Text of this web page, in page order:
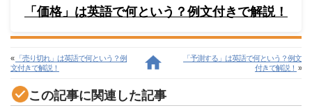
「価格」は英語で何という？例文付きで解説！
« 「売り切れ」は英語で何という？例
文付きで解説！
「予測する」は英語で何という？例文
付きで解説！ »
この記事に関連した記事